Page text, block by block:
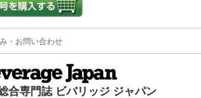
・お問い合わせ
合専門誌 ビバリッジ ジャパン